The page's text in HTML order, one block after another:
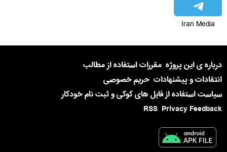
Iran Media
درباره ی این پروژه مقررات استفاده از مطالب
انتقادات و پیشنهادات حریم خصوصی
سیاست استفاده از فایل های کوکی و ثبت نام خودکار
Privacy Feedback
RSS